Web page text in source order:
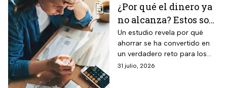
¿Por qué el dinero ya
no alcanza? Estos son
los gastos que más
impactan a los
mexicanos
Un estudio revela por qué
ahorrar se ha convertido en
un verdadero reto para los
mexicanos.
31 julio, 2026